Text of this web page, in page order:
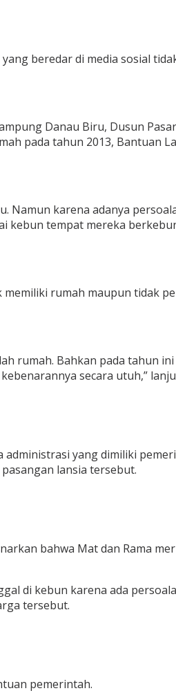
beredar di media sosial
Danau Biru, Dusun
pada tahun 2013, Bantuan
Namun karena adanya
tempat mereka
rumah maupun tidak
rumah. Bahkan pada tahun
secara utuh,”
yang dimiliki
lansia tersebut.
bahwa Mat dan Rama
di kebun karena ada
tersebut.
pemerintah.